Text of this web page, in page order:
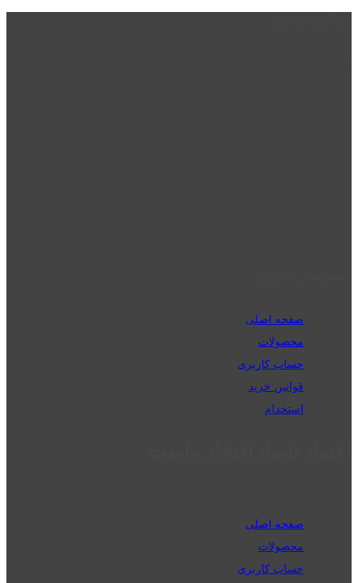
صفحه اصلی
محصولات
حساب کاربری
قوانین خرید
استخدام
صفحه اصلی
محصولات
حساب کاربری